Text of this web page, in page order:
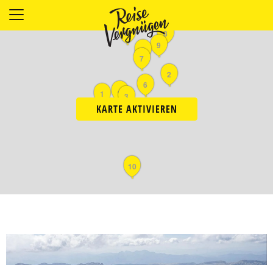
LÄNDER
KARTE AKTIVIEREN
9
11
7
8
10
5
4 3
1
2
6